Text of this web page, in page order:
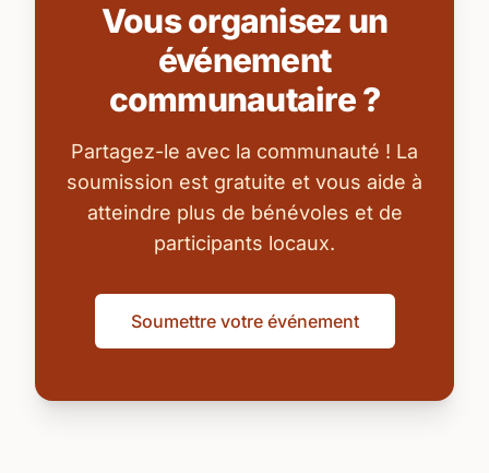
Vous organisez un
événement
communautaire ?
Partagez-le avec la communauté ! La
soumission est gratuite et vous aide à
atteindre plus de bénévoles et de
participants locaux.
Soumettre votre événement